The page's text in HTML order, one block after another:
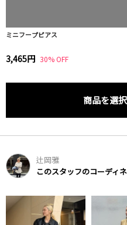
ミニフープピアス
3,465円 30% OFF
商品を選
辻岡雅
このスタッフのコーディ